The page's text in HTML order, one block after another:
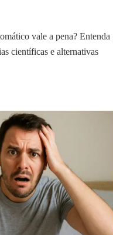
vale a pena? Entenda
científicas e alternativas